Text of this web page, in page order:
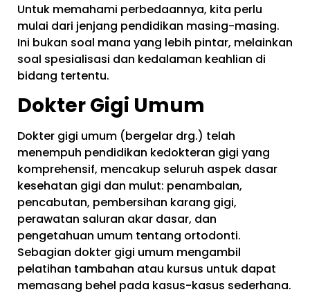
Untuk memahami perbedaannya, kita perlu
mulai dari jenjang pendidikan masing-masing.
Ini bukan soal mana yang lebih pintar, melainkan
soal spesialisasi dan kedalaman keahlian di
bidang tertentu.
Dokter Gigi Umum
Dokter gigi umum (bergelar drg.) telah
menempuh pendidikan kedokteran gigi yang
komprehensif, mencakup seluruh aspek dasar
kesehatan gigi dan mulut: penambalan,
pencabutan, pembersihan karang gigi,
perawatan saluran akar dasar, dan
pengetahuan umum tentang ortodonti.
Sebagian dokter gigi umum mengambil
pelatihan tambahan atau kursus untuk dapat
memasang behel pada kasus-kasus sederhana.